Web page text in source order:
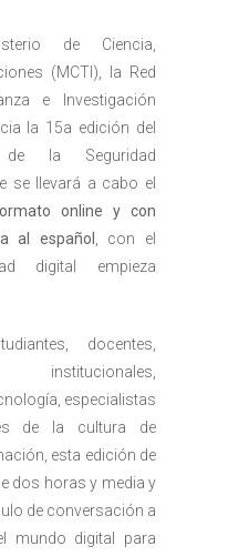
de Ciencia,
(MCTI), la Red
e Investigación
la 15a edición del
de la Seguridad
se llevará a cabo el
online y con
al español
, con el
digital empieza
docentes,
especialistas
de la cultura de
esta edición de
dos horas y media y
de conversación a
mundo digital para